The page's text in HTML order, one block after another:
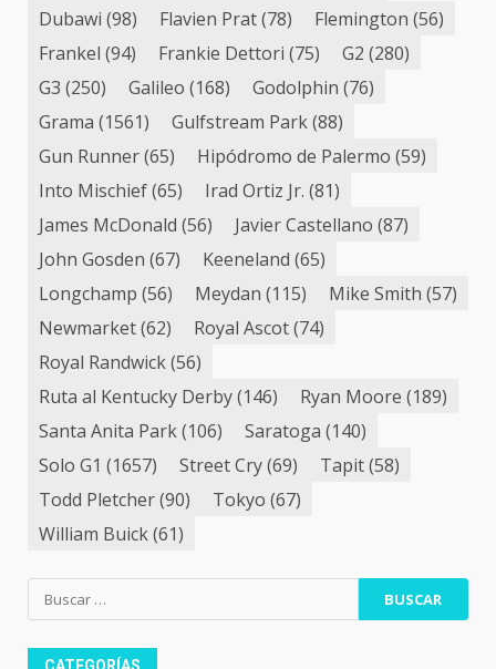
Dubawi (98) Flavien Prat(78) Flemington (56)
Frankel (94) Frankie Dettori (75) G2 (280)
G3 (250) Galileo (168) Godolphin (76)
Grama (1561) Gulfstream Park(88)
Gun Runner(65) Hipódromo de Palermo (59)
Into Mischief(65) Irad Ortiz Jr. (81)
James McDonald (56) Javier Castellano (87)
John Gosden (67) Keeneland (65)
Longchamp (56) Meydan (115) Mike Smith (57)
Newmarket(62) Royal Ascot(74)
Royal Randwick(56)
Ruta al Kentucky Derby(146) Ryan Moore (189)
Santa Anita Park(106) Saratoga (140)
Solo G1 (1657) Street Cry(69) Tapit(58)
Todd Pletcher(90) Tokyo (67)
William Buick(61)
Buscar: